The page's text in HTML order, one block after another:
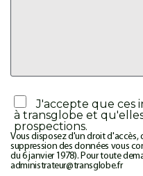
J'accepte que ces
à transglobe et
prospections.
Vous disposez d'un droit
suppression des données vous
du 6 janvier 1978). Pour toute
administrateur@transglobe.fr